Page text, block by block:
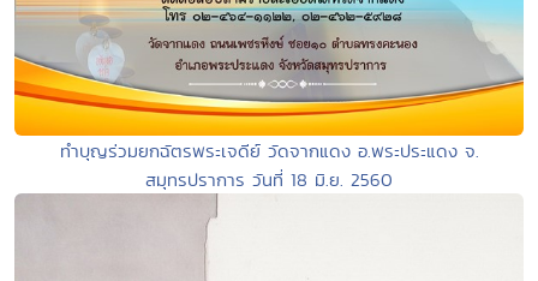
ทำบุญร่วมยกฉัตรพระเจดีย์ วัดจากแดง อ.พระประแดง จ.
สมุทรปราการ วันที่ 18 มิ.ย. 2560